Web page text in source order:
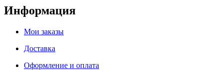
Информация
Мои заказы
Доставка
Оформление и оплата